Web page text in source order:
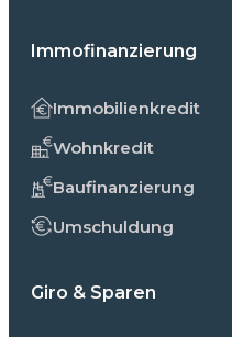
Immofinanzierung
Immobilienkredit
Wohnkredit
Baufinanzierung
Umschuldung
Giro & Sparen